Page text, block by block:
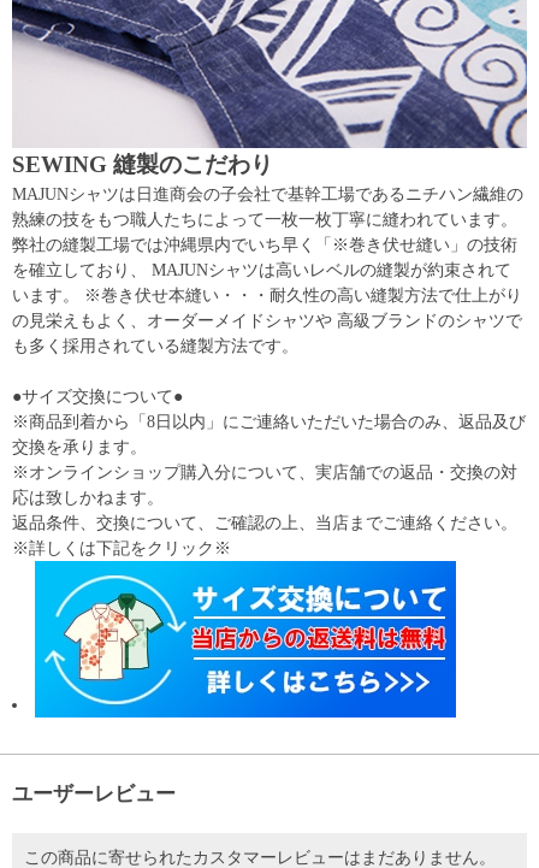
SEWING 縫製のこだわり
MAJUNシャツは日進商会の子会社で基幹工場であるニチハン繊維の
熟練の技をもつ職人たちによって一枚一枚丁寧に縫われています。
弊社の縫製工場では沖縄県内でいち早く「※巻き伏せ縫い」の技術
を確立しており、 MAJUNシャツは高いレベルの縫製が約束されて
います。 ※巻き伏せ本縫い・・・耐久性の高い縫製方法で仕上がり
の見栄えもよく、オーダーメイドシャツや 高級ブランドのシャツで
も多く採用されている縫製方法です。
●サイズ交換について●
※商品到着から「8日以内」にご連絡いただいた場合のみ、返品及び
交換を承ります。
※オンラインショップ購入分について、実店舗での返品・交換の対
応は致しかねます。
返品条件、交換について、ご確認の上、当店までご連絡ください。
※詳しくは下記をクリック※
ユーザーレビュー
この商品に寄せられたカスタマーレビューはまだありません。